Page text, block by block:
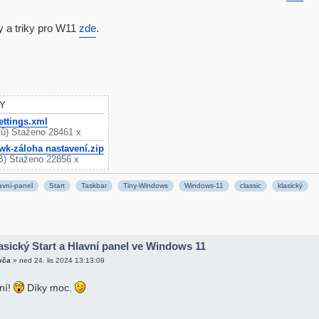
a triky pro W11 zde.
Staženo 28461 x
záloha nastavení.zip
Staženo 22856 x
panel Start Taskbar Tiny-Windows Windows-11 classic klasický
Start a Hlavní panel ve Windows 11
» ned 24. lis 2024 13:13:09
Díky moc.